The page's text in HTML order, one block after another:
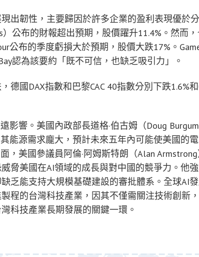
出韌性，主要歸因於許多企業的盈利表現優於
公布的財報超出預期，股價躍升11.4%。然而
公布的季度虧損大於預期，股價大跌17%。
認為該要約「既不可信，也缺乏吸引力」。
國DAX指數和巴黎CAC 40指數分別下跌1.6%和
影響。美國內政部長道格·伯古姆（Doug
能源需求龐大，預計未來五年內可能使美國的
，美國參議員阿倫·阿姆斯特朗（Alan
脅美國在AI領域的成長與對中國的競爭力。他
乏能支持大規模基礎建設的審批體系。全球AI
程的台灣科技產業，因其不僅需關注技術創新
科技產業長期發展的關鍵一環。